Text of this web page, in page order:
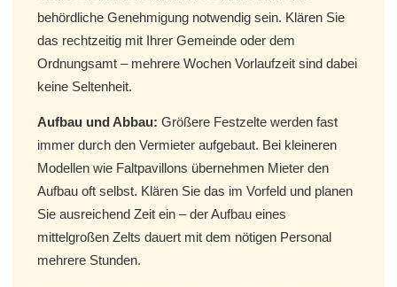
behördliche Genehmigung notwendig sein. Klären Sie
das rechtzeitig mit Ihrer Gemeinde oder dem
Ordnungsamt – mehrere Wochen Vorlaufzeit sind dabei
keine Seltenheit.
Aufbau und Abbau: Größere Festzelte werden fast
immer durch den Vermieter aufgebaut. Bei kleineren
Modellen wie Faltpavillons übernehmen Mieter den
Aufbau oft selbst. Klären Sie das im Vorfeld und planen
Sie ausreichend Zeit ein – der Aufbau eines
mittelgroßen Zelts dauert mit dem nötigen Personal
mehrere Stunden.